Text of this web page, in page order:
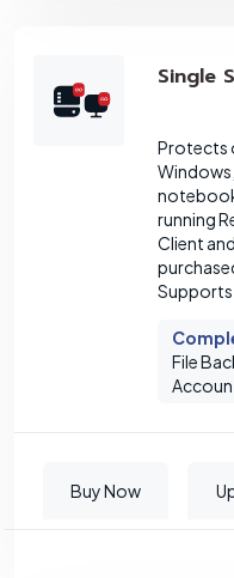
Single
Protects
running
Client
Supports
File
Buy Now